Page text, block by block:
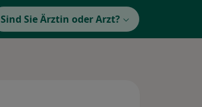
Sind Sie Ärztin oder Arzt?